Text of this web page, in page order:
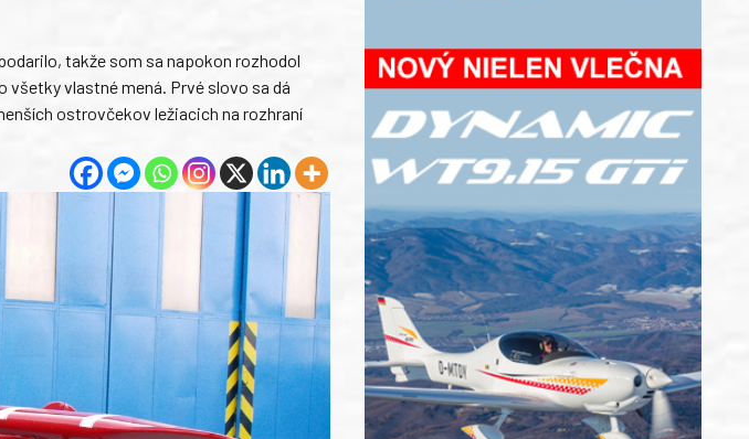
takže som sa napokon rozhodol
vlastné mená. Prvé slovo sa dá
ostrovčekov ležiacich na rozhraní